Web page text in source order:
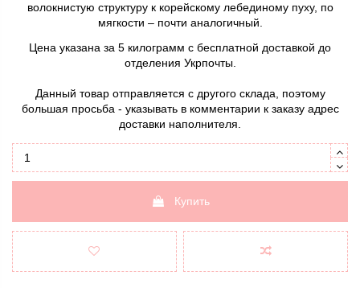
волокнистую структуру к корейскому лебединому пуху, по
мягкости – почти аналогичный.
Цена указана за 5 килограмм с бесплатной доставкой до
отделения Укрпочты.
Данный товар отправляется с другого склада, поэтому
большая просьба - указывать в комментарии к заказу адрес
доставки наполнителя.
Купить